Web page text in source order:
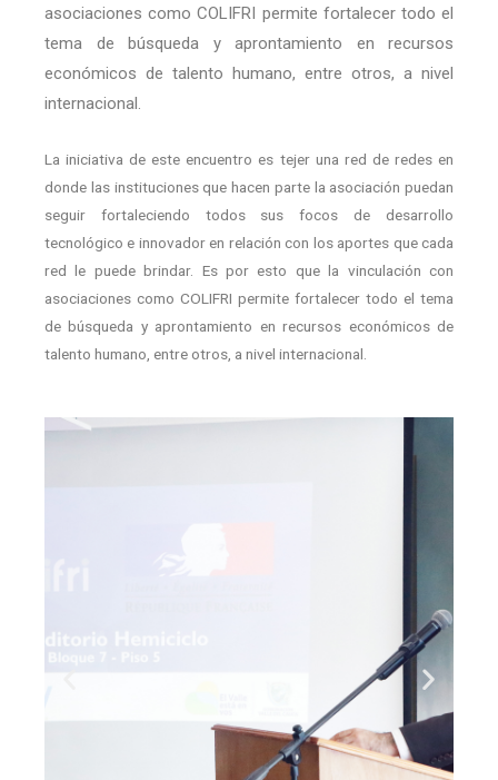
asociaciones como COLIFRI permite fortalecer todo el
tema de búsqueda y aprontamiento en recursos
económicos de talento humano, entre otros, a nivel
internacional.
La iniciativa de este encuentro es tejer una red de redes en
donde las instituciones que hacen parte la asociación puedan
seguir fortaleciendo todos sus focos de desarrollo
tecnológico e innovador en relación con los aportes que cada
red le puede brindar. Es por esto que la vinculación con
asociaciones como COLIFRI permite fortalecer todo el tema
de búsqueda y aprontamiento en recursos económicos de
talento humano, entre otros, a nivel internacional.